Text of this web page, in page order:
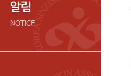
알림
NOTICE